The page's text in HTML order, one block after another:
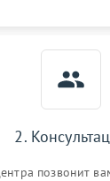
2.
позвонит